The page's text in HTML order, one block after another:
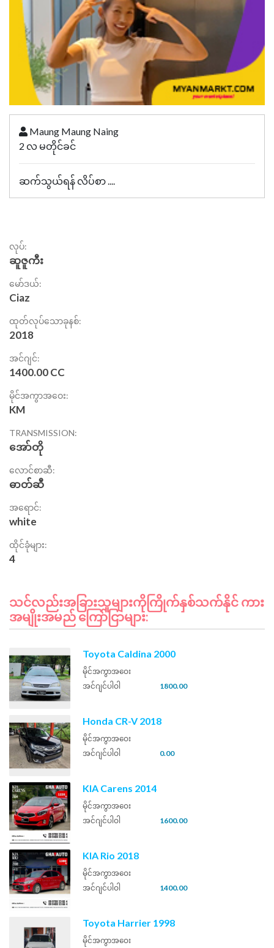
Maung Maung Naing
2 လ မတိုင်ခင်
ဆက်သွယ်ရန် လိပ်စာ ....
လုပ်:
ဆူဇူကီး
မော်ဒယ်:
Ciaz
ထုတ်လုပ်သောခုနစ်:
2018
အင်ဂျင်:
1400.00 CC
မိုင်အကွာအဝေး:
KM
TRANSMISSION:
အော်တို
လောင်စာဆီ:
ဓာတ်ဆီ
အရောင်:
white
ထိုင်ခုံများ:
4
သင်လည်းအခြားသူများကိုကြိုက်နှစ်သက်နိုင် ကား
အမျိုးအမည် ကြော်ငြာများ:
Toyota Caldina 2000
မိုင်အကွာအဝေး
အင်ဂျင်ပါဝါ
1800.00
Honda CR-V 2018
မိုင်အကွာအဝေး
အင်ဂျင်ပါဝါ
0.00
KIA Carens 2014
မိုင်အကွာအဝေး
အင်ဂျင်ပါဝါ
1600.00
KIA Rio 2018
မိုင်အကွာအဝေး
အင်ဂျင်ပါဝါ
1400.00
Toyota Harrier 1998
မိုင်အကွာအဝေး